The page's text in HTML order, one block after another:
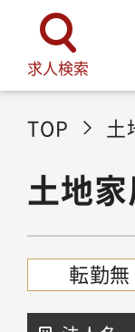
求人検索
TOP 土
土地
転勤無